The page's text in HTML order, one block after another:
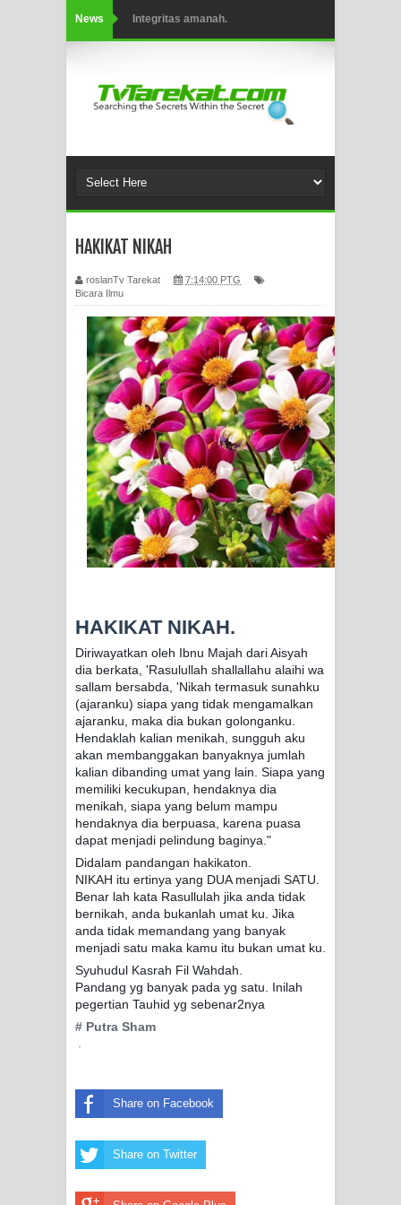
News Integritas amanah.
WAHDATUL WUJUD (IBNU ARABI)
SIRHINDI)
MUKASYAFAH MENURUT AHL AL-
SUNNAH WAL JAMA'AH: BUKAN
SEKADAR MELIHAT, TETAPI
MENGENAL DIRI
SYARAHAN TINGKAT TINGGI
TASAWWUF*
Syahadat… tapi belum benar-benar
menyaksikan.
KISAH WALI SUFI, YANG BACAAN
SURAT AL-FATIHAHNYA TIDAK
PADANYA
SHAYKH TAREKAT ATAU TUKANG
SIHIR? JANGAN MUDAH
TERPESONA, JANGAN JUGA
MUDAH MENGHUKUM
DI TANGAN MURSYID, CINTA
RAWATAN TAREKAT: APABILA
ALLAH MENYEMBUHKAN HATI, JIWA
TURUT MENJADI KUAT
TASAWUF: BUKAN AJARAN PELIK,
"Kotoran Yang Paling Bahaya Bukan
Pada Pakaian, Tetapi Pada Qalbi"
Secara Biologis Manusia itu Sama,
HAKIKAT NIKAH
roslanTv Tarekat
7:14:00 PTG
Bicara Ilmu
HAKIKAT NIKAH.
Diriwayatkan oleh Ibnu Majah dari Aisyah
dia berkata, 'Rasulullah shallallahu alaihi wa
sallam bersabda, 'Nikah termasuk sunahku
(ajaranku) siapa yang tidak mengamalkan
ajaranku, maka dia bukan golonganku.
Hendaklah kalian menikah, sungguh aku
akan membanggakan banyaknya jumlah
kalian dibanding umat yang lain. Siapa yang
memiliki kecukupan, hendaknya dia
menikah, siapa yang belum mampu
hendaknya dia berpuasa, karena puasa
dapat menjadi pelindung baginya."
Didalam pandangan hakikaton.
NIKAH itu ertinya yang DUA menjadi SATU.
Benar lah kata Rasullulah jika anda tidak
bernikah, anda bukanlah umat ku. Jika
anda tidak memandang yang banyak
menjadi satu maka kamu itu bukan umat ku.
Syuhudul Kasrah Fil Wahdah.
Pandang yg banyak pada yg satu. Inilah
pegertian Tauhid yg sebenar2nya
# Putra Sham
·
Share on Facebook
Share on Twitter